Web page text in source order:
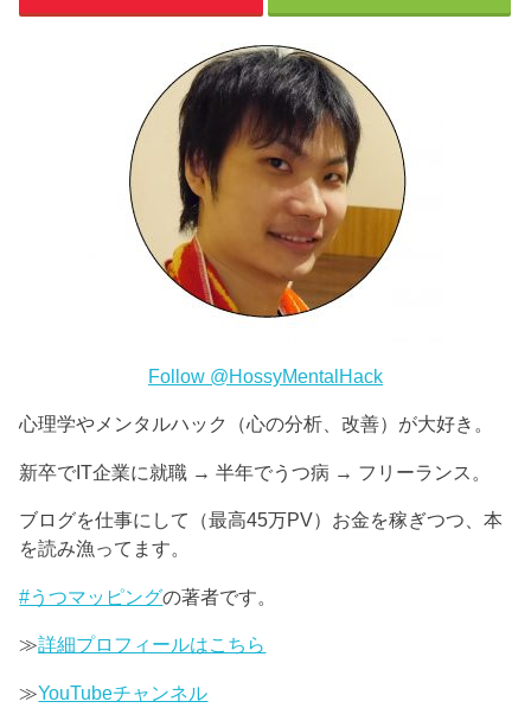
Follow @HossyMentalHack
心理学やメンタルハック（心の分析、改善）が大好き。
新卒でIT企業に就職 → 半年でうつ病 → フリーランス。
ブログを仕事にして（最高45万PV）お金を稼ぎつつ、本
を読み漁ってます。
#うつマッピングの著者です。
≫詳細プロフィールはこちら
≫YouTubeチャンネル